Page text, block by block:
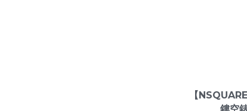
【
鏤空